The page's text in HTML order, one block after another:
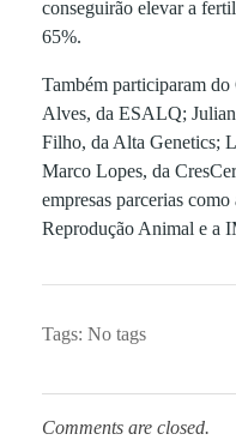
conseguirão elevar a
65%.
Também participaram
Alves, da ESALQ;
Filho, da Alta Genetics;
Marco Lopes, da
empresas parcerias
Reprodução Animal e a
Tags: No tags
Comments are closed.